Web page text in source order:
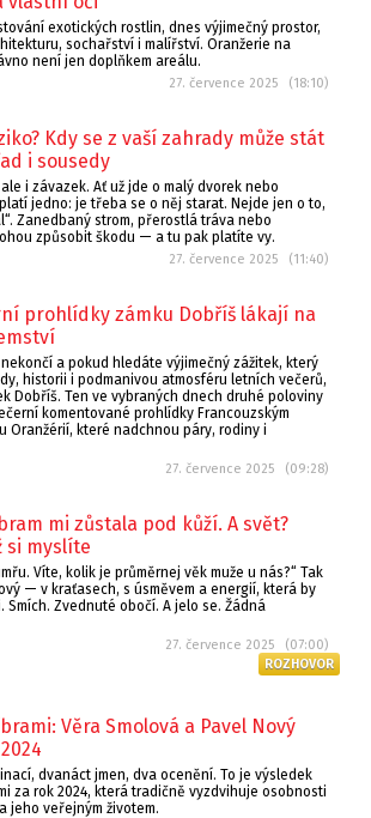
exotických rostlin, dnes výjimečný prostor,
sochařství i malířství. Oranžerie na
není jen doplňkem areálu.
27. července 2025 (18:10)
Kdy se z vaší zahrady může stát
i sousedy
i závazek. Ať už jde o malý dvorek nebo
jedno: je třeba se o něj starat. Nejde jen o to,
Zanedbaný strom, přerostlá tráva nebo
způsobit škodu — a tu pak platíte vy.
27. července 2025 (11:40)
prohlídky zámku Dobříš lákají na
a pokud hledáte výjimečný zážitek, který
historii i podmanivou atmosféru letních večerů,
Dobříš. Ten ve vybraných dnech druhé poloviny
komentované prohlídky Francouzským
Oranžérií, které nadchnou páry, rodiny i
27. července 2025 (09:28)
mi zůstala pod kůží. A svět?
si myslíte
Víte, kolik je průměrnej věk muže u nás?“ Tak
— v kraťasech, s úsměvem a energií, která by
Zvednuté obočí. A jelo se. Žádná
27. července 2025 (07:00)
ROZHOVOR
Věra Smolová a Pavel Nový
dvanáct jmen, dva ocenění. To je výsledek
za rok 2024, která tradičně vyzdvihuje osobnosti
jeho veřejným životem.